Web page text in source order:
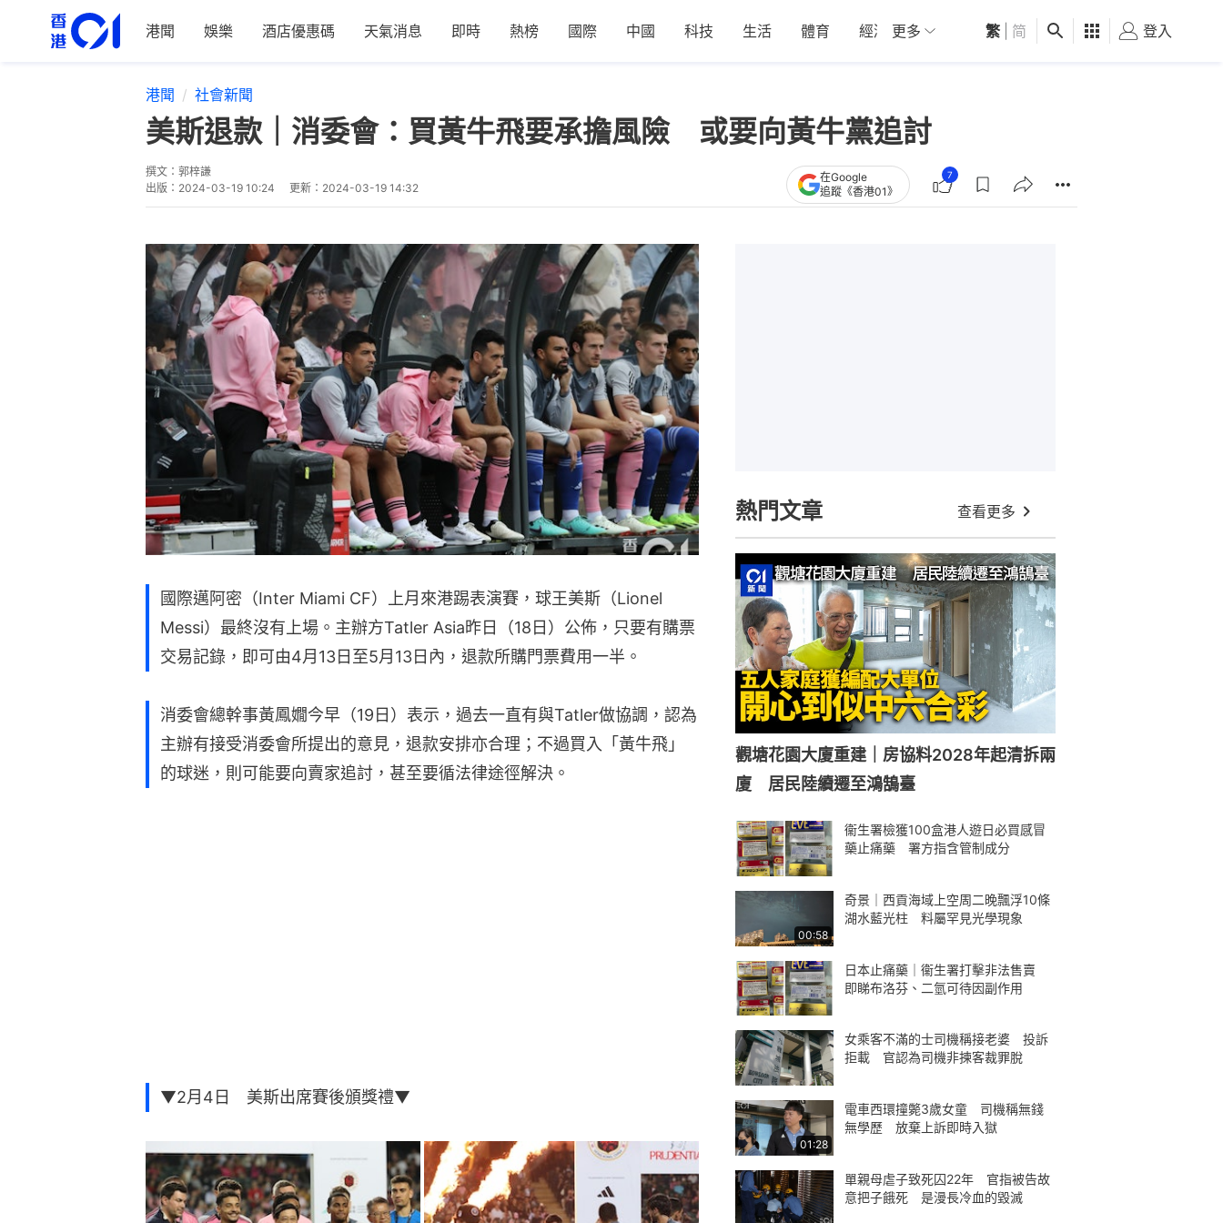
港聞 娛樂 酒店優惠碼 天氣消息 即時 熱榜 國際 中國 科技 生活 體育 經濟 01深圳 觀點 健康 好食玩飛
更多 繁 简 登入
港聞 社會新聞
美斯退款｜消委會：買黃牛飛要承擔風險 或要向黃牛黨追討
撰文： 郭梓謙
出版： 2024-03-19 10:24 更新： 2024-03-19 14:32
在Google
追蹤《香港01》
7
國際邁阿密（Inter Miami CF）上月來港踢表演賽，球王美斯（Lionel
Messi）最終沒有上場。主辦方Tatler Asia昨日（18日）公佈，只要有購票
交易記錄，即可由4月13日至5月13日內，退款所購門票費用一半。
消委會總幹事黃鳳嫺今早（19日）表示，過去一直有與Tatler做協調，認為
主辦有接受消委會所提出的意見，退款安排亦合理；不過買入「黃牛飛」
的球迷，則可能要向賣家追討，甚至要循法律途徑解決。
▼2月4日 美斯出席賽後頒獎禮▼
熱門文章 查看更多
觀塘花園大廈重建｜房協料2028年起清拆兩
廈 居民陸續遷至鴻鵠臺
衞生署檢獲100盒港人遊日必買感冒
藥止痛藥 署方指含管制成分
00:58
奇景｜西貢海域上空周二晚飄浮10條
湖水藍光柱 料屬罕見光學現象
日本止痛藥｜衞生署打擊非法售賣
即睇布洛芬、二氫可待因副作用
女乘客不滿的士司機稱接老婆 投訴
拒載 官認為司機非揀客裁罪脫
01:28
電車西環撞斃3歲女童 司機稱無錢
無學歷 放棄上訴即時入獄
單親母虐子致死囚22年 官指被告故
意把子餓死 是漫長冷血的毀滅